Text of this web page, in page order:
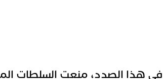
في هذا الصدد، منعت السلطات